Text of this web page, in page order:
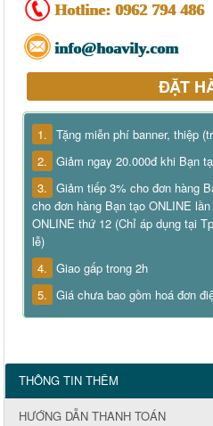
Hotline: 0962 794 486
info@hoavily.com
ĐẶT
1. Tặng miễn phí banner, thiệp
2. Giảm ngay 20.000đ khi Bạn
3. Giảm tiếp 3% cho đơn hàng
cho đơn hàng Bạn tạo ONLINE
ONLINE thứ 12 (Chỉ áp dụng tại
lễ)
4. Giao gấp trong 2h
5. Giá chưa bao gồm hoá đơn
THÔNG TIN THÊM
HƯỚNG DẪN THANH TOÁN